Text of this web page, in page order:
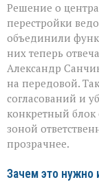
Решение о
перестройки
объединили
них теперь
Александр
на передовой.
согласований и
конкретный блок
зоной
прозрачнее.
Зачем это нужно